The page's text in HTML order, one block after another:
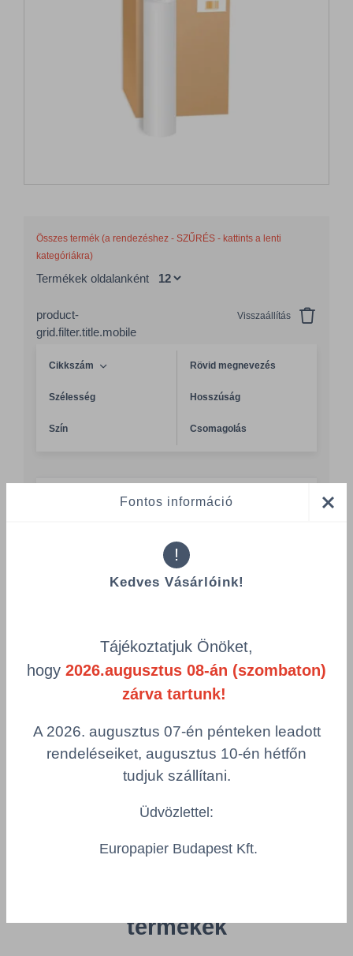
Összes termék (a rendezéshez - SZŰRÉS - kattints a lenti
kategóriákra)
Termékek oldalanként
product-
grid.filter.title.mobile
Visszaállítás
Cikkszám Rövid megnevezés
Szélesség Hosszúság
Szín Csomagolás
590 mm
Szín
1 KTN = 6 tekercs
Összeg csökkentése
Számológép
termékek
Fontos információ
!
Kedves Vásárlóink!
Tájékoztatjuk Önöket,
hogy 2026.augusztus 08-án (szombaton)
zárva tartunk!
A 2026. augusztus 07-én pénteken leadott
rendeléseiket, augusztus 10-én hétfőn
tudjuk szállítani.
Üdvözlettel:
Europapier Budapest Kft.